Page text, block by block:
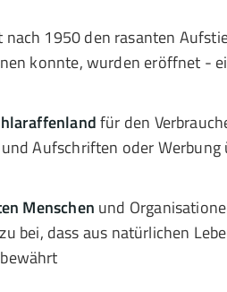
1950 den rasanten
konnte, wurden eröffnet -
für den
Aufschriften oder
Menschen und
bei, dass aus natürlichen